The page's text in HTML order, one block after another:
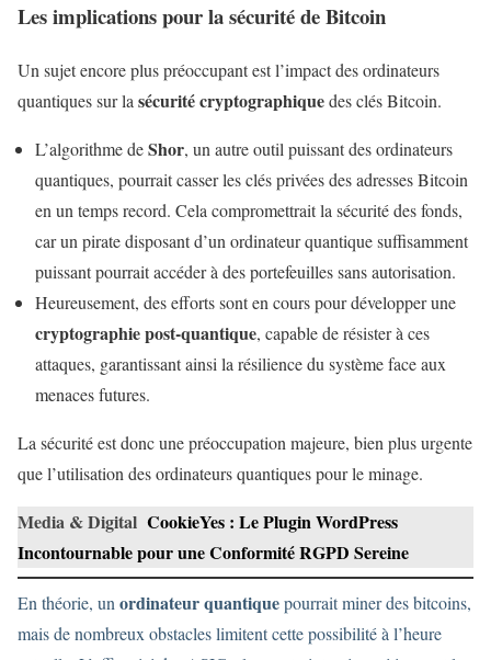
Les implications pour la sécurité de Bitcoin
Un sujet encore plus préoccupant est l’impact des ordinateurs
quantiques sur la sécurité cryptographiquedes clés Bitcoin.
L’algorithme deShor, un autre outil puissant des ordinateurs
quantiques, pourrait casser les clés privées des adresses Bitcoin
en un temps record. Cela compromettrait la sécurité des fonds,
car un pirate disposant d’un ordinateur quantique suffisamment
puissant pourrait accéder à des portefeuilles sans autorisation.
Heureusement, des efforts sont en cours pour développer une
cryptographie post-quantique, capable de résister à ces
attaques, garantissant ainsi la résilience du système face aux
menaces futures.
La sécurité est donc une préoccupation majeure, bien plus urgente
que l’utilisation des ordinateurs quantiques pour le minage.
Media & Digital CookieYes : Le Plugin WordPress
Incontournable pour une Conformité RGPD Sereine
En théorie, un ordinateur quantiquepourrait miner des bitcoins,
mais de nombreux obstacles limitent cette possibilité à l’heure